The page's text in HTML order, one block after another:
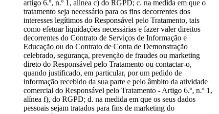
artigo 6.º, n.º 1, alínea c) do RGPD; c. na medida em que o
tratamento seja necessário para os fins decorrentes dos
interesses legítimos do Responsável pelo Tratamento, tais
como efetuar liquidações necessárias e fazer valer direitos
decorrentes do Contrato de Serviços de Informação e
Educação ou do Contrato de Conta de Demonstração
celebrado, segurança, prevenção de fraudes ou marketing
direto do Responsável pelo Tratamento ou contactar-o,
quando justificado, em particular, por um pedido de
informação recebido da sua parte e pelo âmbito da atividade
comercial do Responsável pelo Tratamento - Artigo 6.º, n.º 1,
alínea f), do RGPD; d. na medida em que os seus dados
pessoais sejam tratados para fins de marketing do